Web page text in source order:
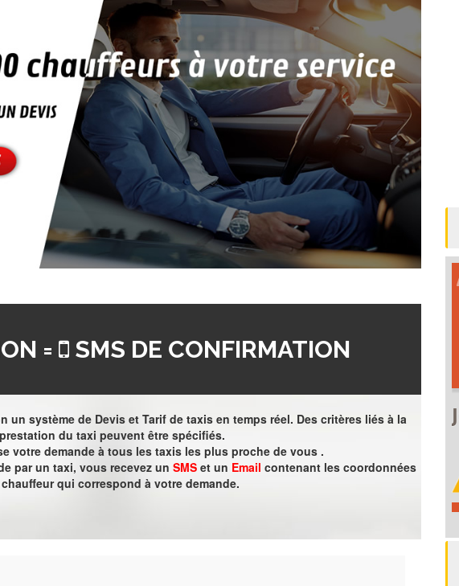
= SMS DE CONFIRMATION
un système de Devis et Tarif de taxis en temps réel. Des critères liés à la
prestation du taxi peuvent être spécifiés.
votre demande à tous les taxis les plus proche de vous .
par un taxi, vous recevez un SMS et un Email contenant les coordonnées
qui correspond à votre demande.